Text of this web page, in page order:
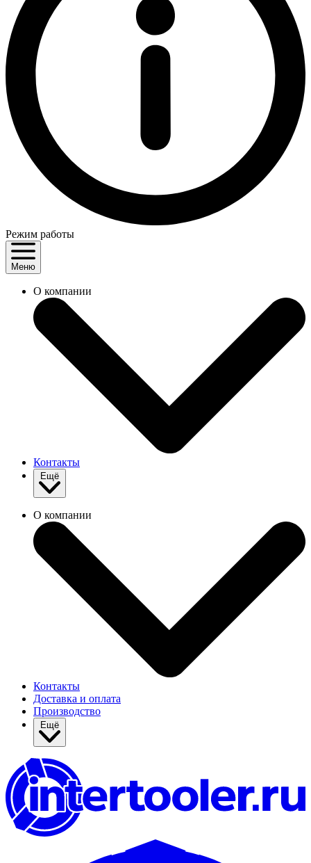
Режим работы
Меню
О компании
Контакты
О компании
Контакты
Доставка и оплата
Производство